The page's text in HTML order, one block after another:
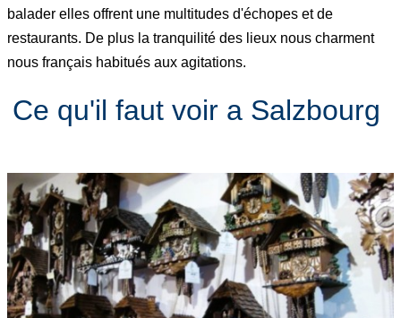
balader elles offrent une multitudes d'échopes et de
restaurants. De plus la tranquilité des lieux nous charment
nous français habitués aux agitations.
Ce qu'il faut voir a Salzbourg